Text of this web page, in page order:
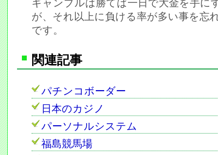
ギャンブルは勝てば一日で大金を手に
が、それ以上に負ける率が多い事を忘
です。
関連記事
パチンコボーダー
日本のカジノ
パーソナルシステム
福島競馬場